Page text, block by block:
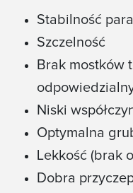
Stabilność
Szczelność
Brak mostków
Niski
Optymalna
Lekkość (brak
Dobra